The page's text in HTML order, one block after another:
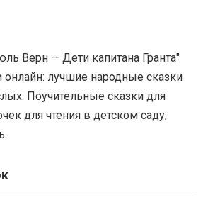
Верн — Дети капитана Гранта"
онлайн: лучшие народные сказки
Поучительные сказки для
для чтения в детском саду,